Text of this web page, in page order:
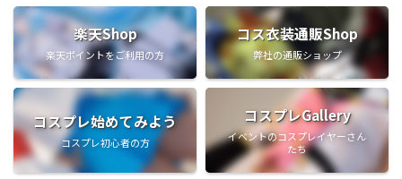
楽天Shop
楽天ポイントをご利用の方
コス衣装通販Shop
弊社の通販ショップ
コスプレ始めてみよう
コスプレ初心者の方
コスプレGallery
イベントのコスプレイヤーさん
たち